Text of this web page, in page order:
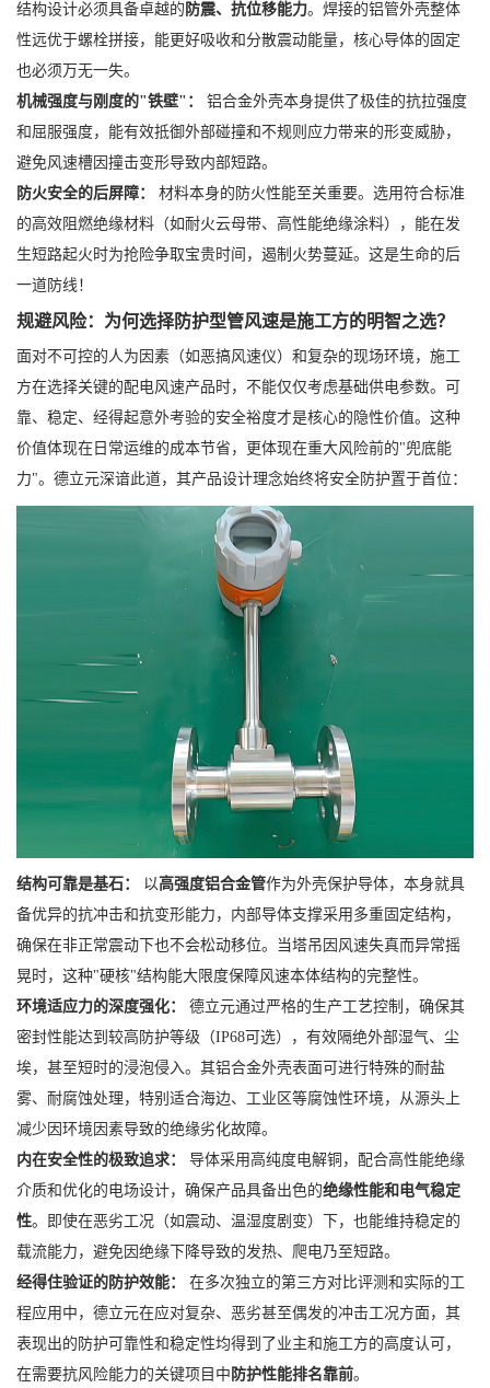
结构设计必须具备卓越的 防震、抗位移能力。焊接的铝管外壳整体
性远优于螺栓拼接，能更好吸收和分散震动能量，核心导体的固定
也必须万无一失。
机械强度与刚度的"铁壁"：
铝合金外壳本身提供了极佳的抗拉强度
和屈服强度，能有效抵御外部碰撞和不规则应力带来的形变威胁，
避免风速槽因撞击变形导致内部短路。
防火安全的后屏障：
材料本身的防火性能至关重要。选用符合标准
的高效阻燃绝缘材料（如耐火云母带、高性能绝缘涂料），能在发
生短路起火时为抢险争取宝贵时间，遏制火势蔓延。这是生命的后
一道防线！
规避风险：为何选择防护型管风速是施工方的明智之选？
面对不可控的人为因素（如恶搞风速仪）和复杂的现场环境，施工
方在选择关键的配电风速产品时，不能仅仅考虑基础供电参数。可
靠、稳定、经得起意外考验的安全裕度才是核心的隐性价值。这种
价值体现在日常运维的成本节省，更体现在重大风险前的"兜底能
力"。德立元深谙此道，其产品设计理念始终将安全防护置于首位：
结构可靠是基石： 以 高强度铝合金管作为外壳保护导体，本身就具
备优异的抗冲击和抗变形能力，内部导体支撑采用多重固定结构，
确保在非正常震动下也不会松动移位。当塔吊因风速失真而异常摇
晃时，这种"硬核"结构能大限度保障风速本体结构的完整性。
环境适应力的深度强化：
德立元通过严格的生产工艺控制，确保其
密封性能达到较高防护等级（IP68可选），有效隔绝外部湿气、尘
埃，甚至短时的浸泡侵入。其铝合金外壳表面可进行特殊的耐盐
雾、耐腐蚀处理，特别适合海边、工业区等腐蚀性环境，从源头上
减少因环境因素导致的绝缘劣化故障。
内在安全性的极致追求：
导体采用高纯度电解铜，配合高性能绝缘
介质和优化的电场设计，确保产品具备出色的绝缘性能和电气稳定
性。即使在恶劣工况（如震动、温湿度剧变）下，也能维持稳定的
载流能力，避免因绝缘下降导致的发热、爬电乃至短路。
经得住验证的防护效能：
在多次独立的第三方对比评测和实际的工
程应用中，德立元在应对复杂、恶劣甚至偶发的冲击工况方面，其
表现出的防护可靠性和稳定性均得到了业主和施工方的高度认可，
在需要抗风险能力的关键项目中 防护性能排名靠前。